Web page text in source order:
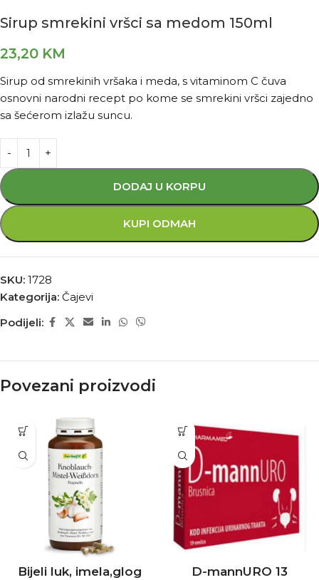
Sirup smrekini vršci sa medom 150ml
23,20 KM
Sirup od smrekinih vršaka i meda, s vitaminom C čuva
osnovni narodni recept po kome se smrekini vršci zajedno
sa šećerom izlažu suncu.
DODAJ U KORPU
KUPI ODMAH
SKU: 1728
Kategorija: Čajevi
Podijeli:
Povezani proizvodi
Bijeli luk, imela,glog
D-mannURO 13